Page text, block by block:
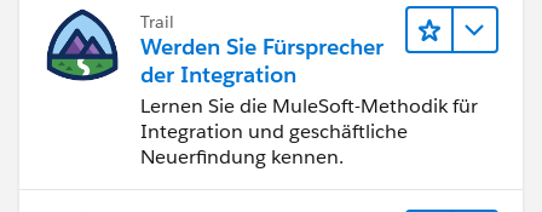
Trail
Werden Sie Fürsprecher
der Integration
Lernen Sie die MuleSoft-Methodik für
Integration und geschäftliche
Neuerfindung kennen.